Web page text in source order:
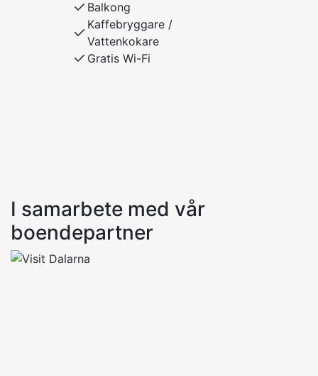
Balkong
Kaffebryggare /
Vattenkokare
Gratis Wi-Fi
I samarbete med vår
boendepartner